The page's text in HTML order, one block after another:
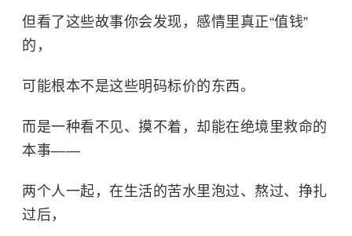
但看了这些故事你会发现，感情里真正“值钱”
的，
可能根本不是这些明码标价的东西。
而是一种看不见、摸不着，却能在绝境里救命的
本事——
两个人一起，在生活的苦水里泡过、熬过、挣扎
过后，